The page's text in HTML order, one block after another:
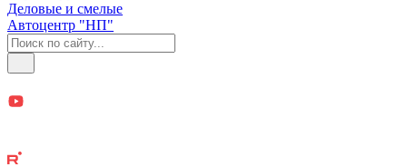
Деловые и смелые
Автоцентр "НП"